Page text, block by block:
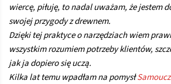
wiercę, piłuję, to nadal uważam, że jestem
swojej przygody z drewnem.
Dzięki tej praktyce o narzędziach wiem
wszystkim rozumiem potrzeby klientów,
jak ja dopiero się uczą.
Kilka lat temu wpadłam na pomysł